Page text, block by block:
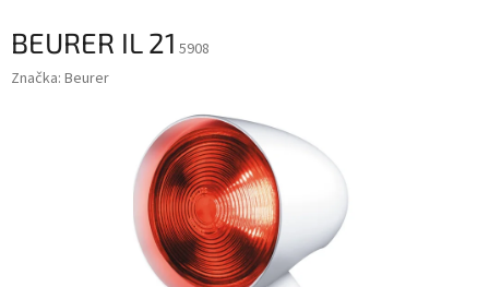
BEURER IL 21 5908
Značka: Beurer